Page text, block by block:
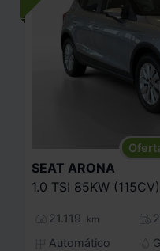
SEAT ARONA
21.119 km
Automático